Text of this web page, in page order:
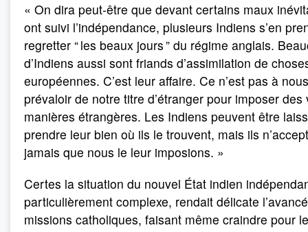
« On dira peut-être que devant certains maux
ont suivi l’indépendance, plusieurs Indiens s’en
regretter “ les beaux jours ” du régime anglais.
d’Indiens aussi sont friands d’assimilation de
européennes. C’est leur affaire. Ce n’est pas à
prévaloir de notre titre d’étranger pour imposer des
manières étrangères. Les Indiens peuvent être
prendre leur bien où ils le trouvent, mais ils
jamais que nous le leur imposions. »
Certes la situation du nouvel État indien
particulièrement complexe, rendait délicate
missions catholiques, faisant même craindre pour